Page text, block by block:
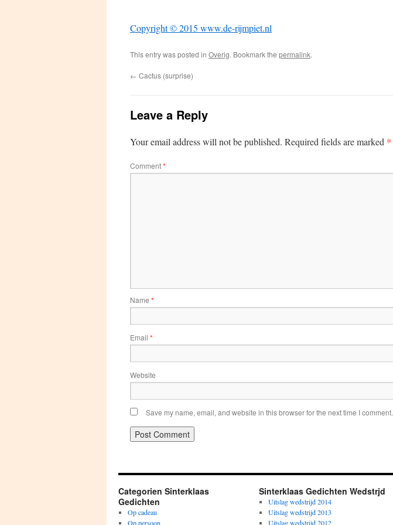
Copyright © 2015 www.de-rijmpiet.nl
This entry was posted in Overig. Bookmark the permalink.
← Cactus (surprise)
Leave a Reply
Your email address will not be published. Required fields are marked *
Comment*
Name *
Email *
Website
Save my name, email, and website in this browser for the next time I comment.
Categorien Sinterklaas
Gedichten
Op cadeau
Op persoon
Sinterklaas Gedichten Wedstrjd
Uitslag wedstrijd 2014
Uitslag wedstrijd 2013
Uitslag wedstrijd 2012